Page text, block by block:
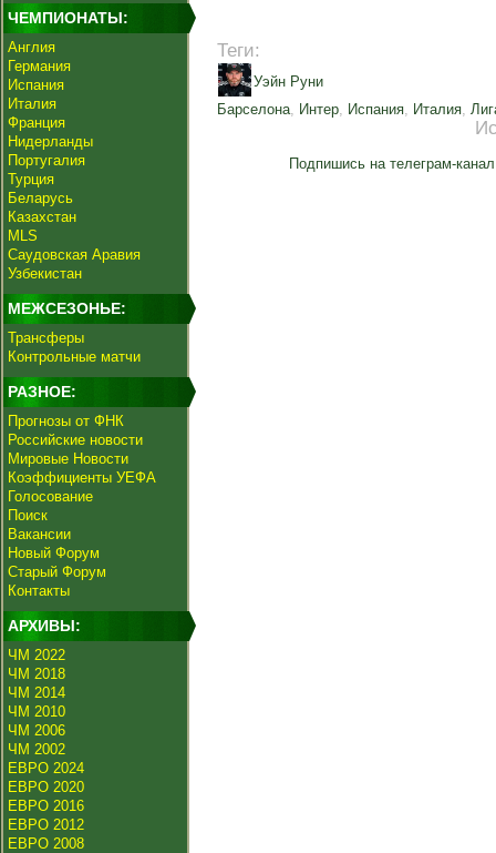
ЧЕМПИОНАТЫ:
Англия
Германия
Испания
Италия
Франция
Нидерланды
Португалия
Турция
Беларусь
Казахстан
MLS
Саудовская Аравия
Узбекистан
МЕЖСЕЗОНЬЕ:
Трансферы
Контрольные матчи
РАЗНОЕ:
Прогнозы от ФНК
Российские новости
Мировые Новости
Коэффициенты УЕФА
Голосование
Поиск
Вакансии
Новый Форум
Старый Форум
Контакты
АРХИВЫ:
ЧМ 2022
ЧМ 2018
ЧМ 2014
ЧМ 2010
ЧМ 2006
ЧМ 2002
ЕВРО 2024
ЕВРО 2020
ЕВРО 2016
ЕВРО 2012
ЕВРО 2008
Теги:
Уэйн Руни
Барселона, Интер, Испания, Италия,
Подпишись на телеграм-